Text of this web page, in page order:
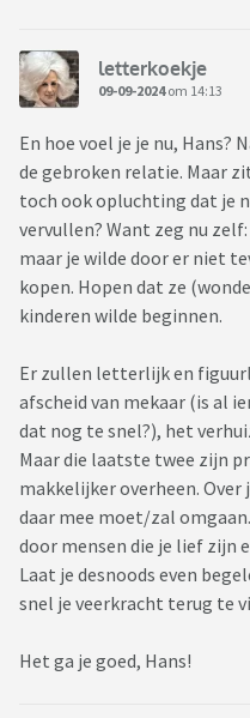
letterkoekje
09-09-2024om 14:13
En hoe voel je je nu,
de gebroken relatie. Maar
toch ook opluchting dat je
vervullen? Want zeg nu
maar je wilde door er niet
kopen. Hopen dat ze
kinderen wilde beginnen.
Er zullen letterlijk en
afscheid van mekaar (is al
dat nog te snel?), het
Maar die laatste twee zijn
makkelijker overheen.
daar mee moet/zal
door mensen die je lief zijn
Laat je desnoods even
snel je veerkracht terug te
Het ga je goed, Hans!